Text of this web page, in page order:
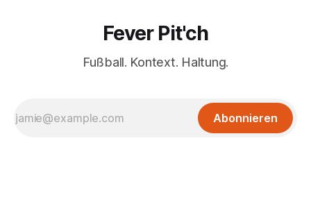
Fever Pit'ch
Fußball. Kontext. Haltung.
Abonnieren